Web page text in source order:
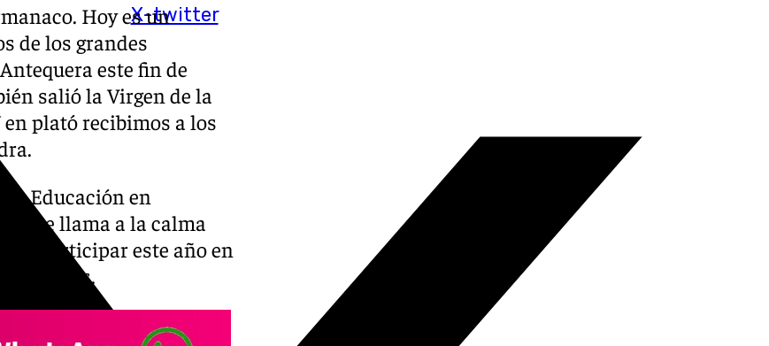
X-twitter
Hoy es un
de los grandes
este fin de
salió la Virgen de la
en plató recibimos a los
la Educación en
que llama a la calma
participar este año en
temas.